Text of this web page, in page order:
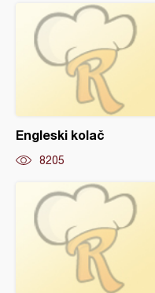
Engleski kolač
8205